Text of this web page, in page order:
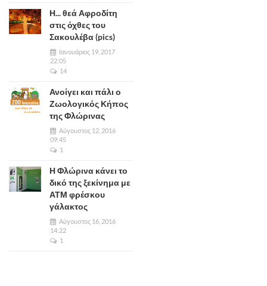
Η... θεά Αφροδίτη
στις όχθες του
Σακουλέβα (pics)
Ιανουάριος 19, 2017
22:05
14
Ανοίγει και πάλι ο
Ζωολογικός Κήπος
της Φλώρινας
Αύγουστος 12, 2016
09:45
1
Η Φλώρινα κάνει το
δικό της ξεκίνημα με
ΑΤΜ φρέσκου
γάλακτος
Αύγουστος 16, 2016
14:22
1